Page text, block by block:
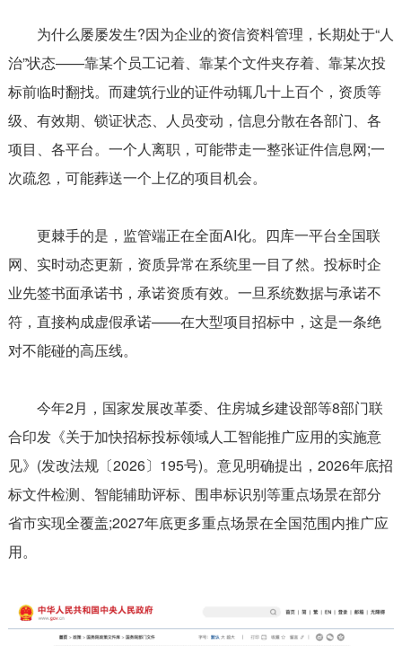
为什么屡屡发生?因为企业的资信资料管理，长期处于“人
治”状态——靠某个员工记着、靠某个文件夹存着、靠某次投
标前临时翻找。而建筑行业的证件动辄几十上百个，资质等
级、有效期、锁证状态、人员变动，信息分散在各部门、各
项目、各平台。一个人离职，可能带走一整张证件信息网;一
次疏忽，可能葬送一个上亿的项目机会。
更棘手的是，监管端正在全面AI化。四库一平台全国联
网、实时动态更新，资质异常在系统里一目了然。投标时企
业先签书面承诺书，承诺资质有效。一旦系统数据与承诺不
符，直接构成虚假承诺——在大型项目招标中，这是一条绝
对不能碰的高压线。
今年2月，国家发展改革委、住房城乡建设部等8部门联
合印发《关于加快招标投标领域人工智能推广应用的实施意
见》(发改法规〔2026〕195号)。意见明确提出，2026年底招
标文件检测、智能辅助评标、围串标识别等重点场景在部分
省市实现全覆盖;2027年底更多重点场景在全国范围内推广应
用。